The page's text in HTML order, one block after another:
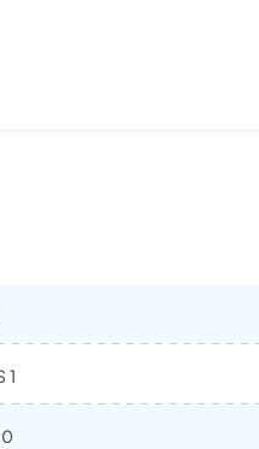
1 X 100 PCS
0 CELSIUS